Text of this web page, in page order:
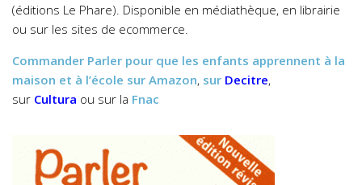
(éditions Le Phare). Disponible en médiathèque, en librairie
ou sur les sites de ecommerce.
Commander Parler pour que les enfants apprennent à la
maison et à l’école sur Amazon, sur Decitre,
sur Cultura ou sur la Fnac